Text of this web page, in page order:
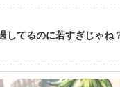
してるのに若すぎじゃね